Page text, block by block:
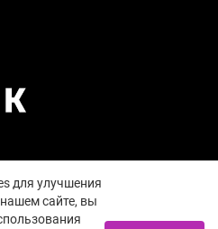
и политика
для улучшения
сайте, вы